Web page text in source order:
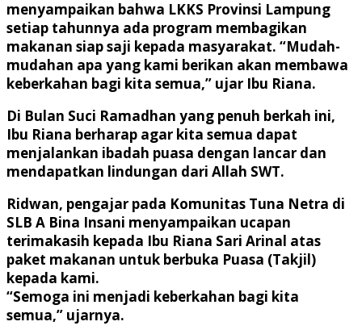
menyampaikan bahwa LKKS Provinsi Lampung
setiap tahunnya ada program membagikan
makanan siap saji kepada masyarakat. “Mudah-
mudahan apa yang kami berikan akan membawa
keberkahan bagi kita semua,” ujar Ibu Riana.
Di Bulan Suci Ramadhan yang penuh berkah ini,
Ibu Riana berharap agar kita semua dapat
menjalankan ibadah puasa dengan lancar dan
mendapatkan lindungan dari Allah SWT.
Ridwan, pengajar pada Komunitas Tuna Netra di
SLB A Bina Insani menyampaikan ucapan
terimakasih kepada Ibu Riana Sari Arinal atas
paket makanan untuk berbuka Puasa (Takjil)
kepada kami.
“Semoga ini menjadi keberkahan bagi kita
semua,” ujarnya.